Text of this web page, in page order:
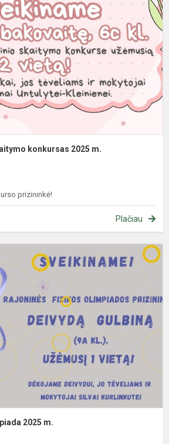
konkursas 2025 m.
prizininkė!
Plačiau
2025 m.